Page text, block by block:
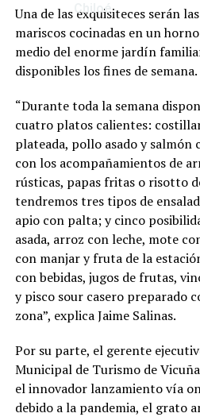
Chiloé
Una de las exquisiteces serán
mariscos cocinadas en un
medio del enorme jardín
disponibles los fines de semana.
“Durante toda la semana
cuatro platos calientes:
plateada, pollo asado y salmón
con los acompañamientos de
rústicas, papas fritas o risotto
tendremos tres tipos de
apio con palta; y cinco
asada, arroz con leche, mote
con manjar y fruta de la
con bebidas, jugos de frutas,
y pisco sour casero preparado
zona”, explica Jaime Salinas.
Por su parte, el gerente
Municipal de Turismo de
el innovador lanzamiento vía
debido a la pandemia, el grato